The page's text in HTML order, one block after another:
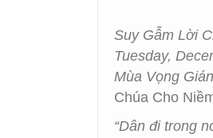
Suy Gẫm Lời
Tuesday,
Mùa Vọng
Chúa Cho
“Dân đi trong